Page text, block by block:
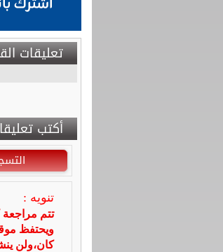
تعليقات
أكتب تعليقا
تنويه :
تتم مراجعة
ويحتفظ
كان،ولن